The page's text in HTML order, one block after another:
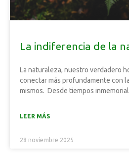
La indiferencia de la
La naturaleza, nuestro verdadero
conectar más profundamente con
mismos. Desde tiempos
LEER MÁS
28 noviembre 2025